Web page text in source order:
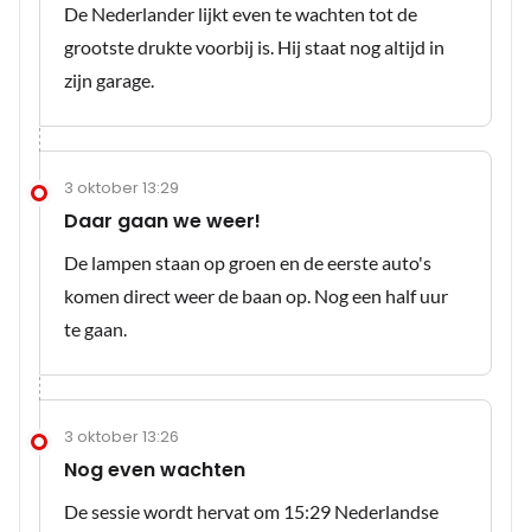
De Nederlander lijkt even te wachten tot de
grootste drukte voorbij is. Hij staat nog altijd in
zijn garage.
3 oktober 13:29
Daar gaan we weer!
De lampen staan op groen en de eerste auto's
komen direct weer de baan op. Nog een half uur
te gaan.
3 oktober 13:26
Nog even wachten
De sessie wordt hervat om 15:29 Nederlandse